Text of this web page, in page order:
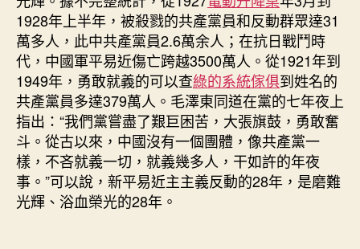
1928年上半年，被殺戮的共產黨員和反動群眾達31
萬多人，此中共產黨員2.6萬余人；在抗日戰鬥時
代，中國軍平易近傷亡跨越3500萬人。從1921年到
1949年，勇敢就義的可以查綠的系統傢俱到姓名的
共產黨員多達379萬人。毛澤東同道在黨的七年夜上
指出：“我們黨嘗盡了艱巨困苦，大張旗鼓，勇敢奮
斗。從古以來，中國沒有一個團體，像共產黨一
樣，不吝就義一切，就義幾多人，干如許的年夜
事。”可以說，新平易近主主義反動的28年，是磨難
光輝、浴血榮光的28年。